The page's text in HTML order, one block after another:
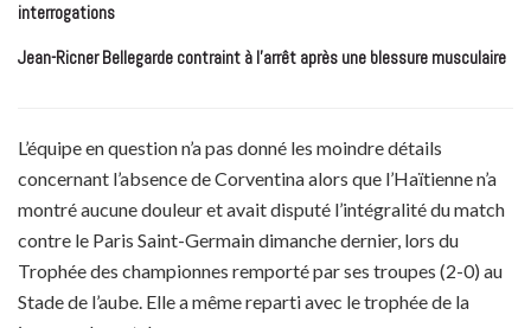
interrogations
Jean-Ricner Bellegarde contraint à l’arrêt après une blessure musculaire
L’équipe en question n’a pas donné les moindre détails
concernant l’absence de Corventina alors que l’Haïtienne n’a
montré aucune douleur et avait disputé l’intégralité du match
contre le Paris Saint-Germain dimanche dernier, lors du
Trophée des championnes remporté par ses troupes (2-0) au
Stade de l’aube. Elle a même reparti avec le trophée de la